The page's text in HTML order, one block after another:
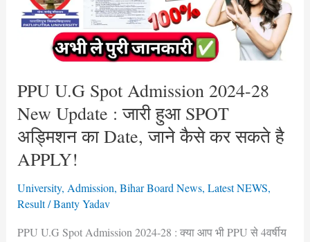
PPU U.G Spot Admission 2024-28
New Update : जारी हुआ SPOT
अड्मिशन का Date, जाने कैसे कर सकते है
APPLY!
University, Admission, Bihar Board News, Latest NEWS,
Result/Banty Yadav
PPU U.G Spot Admission 2024-28 : क्या आप भी PPU से 4वर्षीय
28
New
जारी
SPOT
अड्मिशन
का
जाने
कर